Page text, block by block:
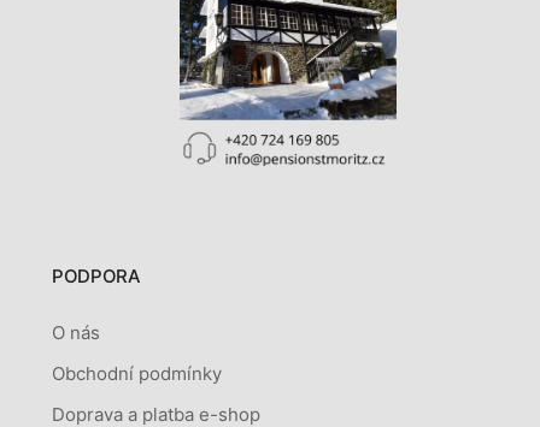
PODPORA
O nás
Obchodní podmínky
Doprava a platba e-shop